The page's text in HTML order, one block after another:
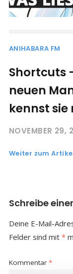
ANIHABARA FM
Shortcuts
neuen
kennst sie
NOVEMBER 29,
Weiter zum
Schreibe
Deine E-Mail-
Felder sind mit *
Kommentar *